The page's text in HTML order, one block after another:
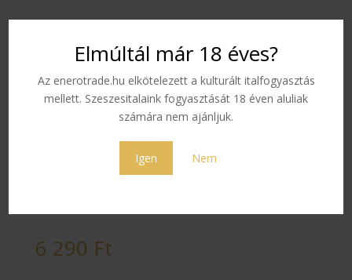
Elmúltál már 18 éves?
Az enerotrade.hu elkötelezett a kulturált italfogyasztás
mellett. Szeszesitalaink fogyasztását 18 éven aluliak
számára nem ajánljuk.
Igen Nem
Szirup 1,0 L
Keresd meg a sárgabanán ínyenc ízeit Vedrenne
Sárgabanán Sziruppal.
érett banán intenzív illata
6 290 Ft